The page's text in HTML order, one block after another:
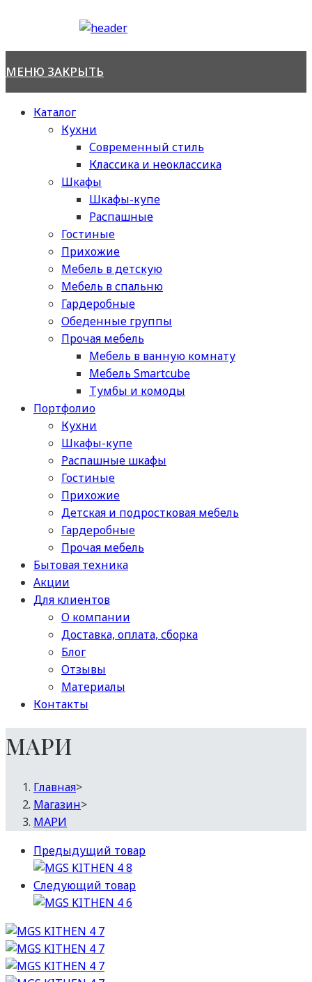
МЕНЮ ЗАКРЫТЬ
Каталог
Кухни
Современный стиль
Классика и неоклассика
Шкафы
Шкафы-купе
Распашные
Гостиные
Прихожие
Мебель в детскую
Мебель в спальню
Гардеробные
Обеденные группы
Прочая мебель
Мебель в ванную комнату
Мебель Smartcube
Тумбы и комоды
Портфолио
Кухни
Шкафы-купе
Распашные шкафы
Гостиные
Прихожие
Детская и подростковая мебель
Гардеробные
Прочая мебель
Бытовая техника
Акции
Для клиентов
О компании
Доставка, оплата, сборка
Блог
Отзывы
Материалы
Контакты
МАРИ
Главная>
Магазин>
МАРИ
Предыдущий товар
Следующий товар